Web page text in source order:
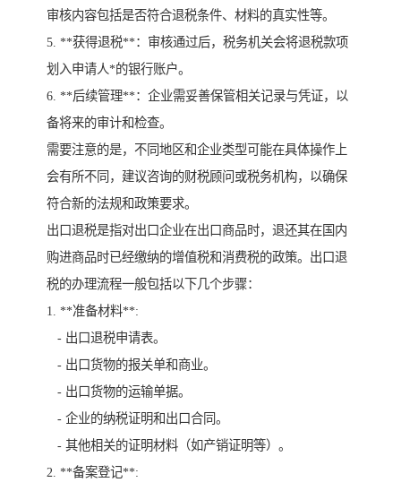
审核内容包括是否符合退税条件、材料的真实性等。
5. **获得退税**：审核通过后，税务机关会将退税款项
划入申请人*的银行账户。
6. **后续管理**：企业需妥善保管相关记录与凭证，以
备将来的审计和检查。
需要注意的是，不同地区和企业类型可能在具体操作上
会有所不同，建议咨询的财税顾问或税务机构，以确保
符合新的法规和政策要求。
出口退税是指对出口企业在出口商品时，退还其在国内
购进商品时已经缴纳的增值税和消费税的政策。出口退
税的办理流程一般包括以下几个步骤：
1. **准备材料**:
- 出口退税申请表。
- 出口货物的报关单和商业。
- 出口货物的运输单据。
- 企业的纳税证明和出口合同。
- 其他相关的证明材料（如产销证明等）。
2. **备案登记**: